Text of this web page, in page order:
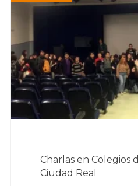
Charlas en Colegios
Ciudad Real